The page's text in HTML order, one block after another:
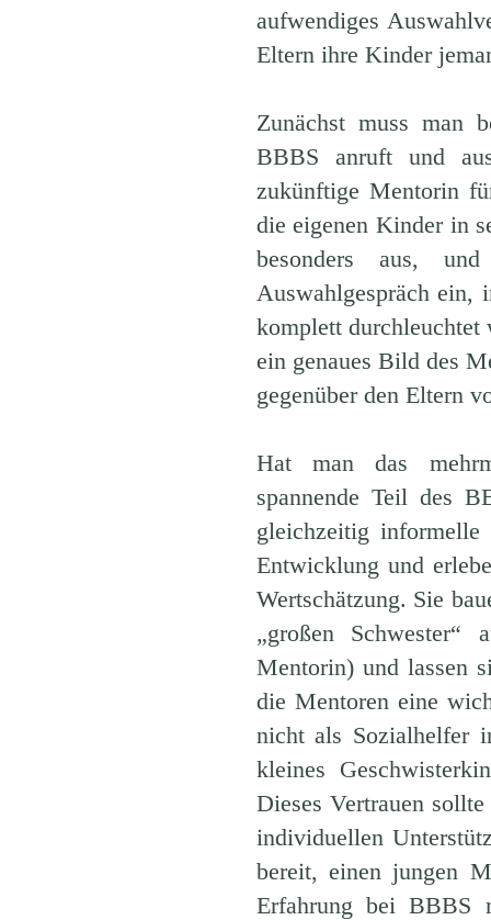
aufwendiges
Eltern ihre Kinder
Zunächst muss man
BBBS anruft und
zukünftige Mentorin
die eigenen Kinder in
besonders aus,
Auswahlgespräch ein,
komplett durchleuchtet
ein genaues Bild des
gegenüber den Eltern
Hat man das
spannende Teil des
gleichzeitig
Entwicklung und
Wertschätzung. Sie
„großen Schwester“
Mentorin) und lassen
die Mentoren eine
nicht als Sozialhelfer
kleines
Dieses Vertrauen
individuellen
bereit, einen jungen
Erfahrung bei BBBS